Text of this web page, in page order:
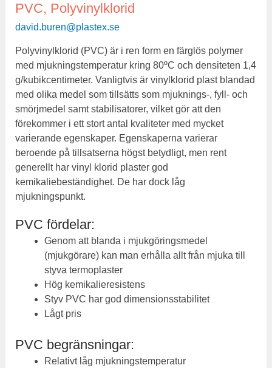
PVC, Polyvinylklorid
david.buren@plastex.se
Polyvinylklorid (PVC) är i ren form en färglös polymer
med mjukningstemperatur kring 80ºC och densiteten 1,4
g/kubikcentimeter. Vanligtvis är vinylklorid plast blandad
med olika medel som tillsätts som mjuknings-, fyll- och
smörjmedel samt stabilisatorer, vilket gör att den
förekommer i ett stort antal kvaliteter med mycket
varierande egenskaper. Egenskaperna varierar
beroende på tillsatserna högst betydligt, men rent
generellt har vinyl klorid plaster god
kemikaliebeständighet. De har dock låg
mjukningspunkt.
PVC fördelar:
Genom att blanda i mjukgöringsmedel
(mjukgörare) kan man erhålla allt från mjuka till
styva termoplaster
Hög kemikalieresistens
Styv PVC har god dimensionsstabilitet
Lågt pris
PVC begränsningar:
Relativt låg mjukningstemperatur
PVC,
Polyvinylklorid